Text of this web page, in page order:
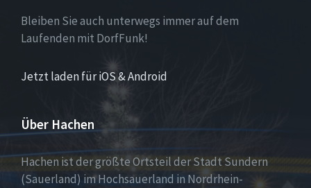
Bleiben Sie auch unterwegs immer auf dem
Laufenden mit DorfFunk!
Jetzt laden für iOS & Android
Über Hachen
Hachen ist der größte Ortsteil der Stadt Sundern
(Sauerland) im Hochsauerland in Nordrhein-